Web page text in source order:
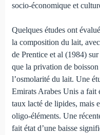
socio-économique et
Quelques études ont
la composition du lait,
de Prentice et al (1984)
que la privation de
l’osmolarité du lait. Une
Emirats Arabes Unis a fait
taux lacté de lipides, mais
oligo-éléments. Une
fait état d’une baisse